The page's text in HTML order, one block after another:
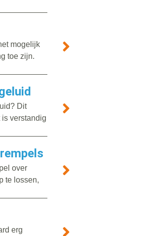
mogelijk
toe zijn.
Dit
verstandig
over
te lossen,
erg